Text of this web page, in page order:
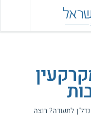
לתעודה? רוצה